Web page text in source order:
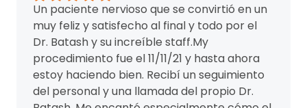
Un paciente nervioso que se convirtió en un
muy feliz y satisfecho al final y todo por el
Dr. Batash y su increíble staff.My
procedimiento fue el 11/11/21 y hasta ahora
estoy haciendo bien. Recibí un seguimiento
del personal y una llamada del propio Dr.